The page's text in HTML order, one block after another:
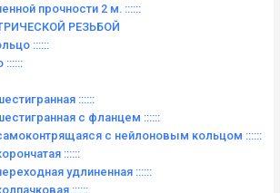
прочности 2 м. ::::::
РЕЗЬБОЙ
::::::
::::::
::::::
с фланцем ::::::
самоконтрящаяся с нейлоновым кольцом ::::::
::::::
удлиненная ::::::
::::::